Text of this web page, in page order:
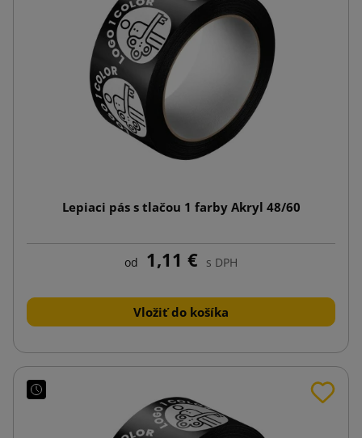
Lepiaci pás s tlačou 1 farby Akryl 48/60
od 1,11 € s DPH
Vložiť do košíka